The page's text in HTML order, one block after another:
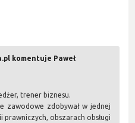
komentuje Paweł
trener biznesu.
zawodowe zdobywał w jednej
prawniczych, obszarach obsługi